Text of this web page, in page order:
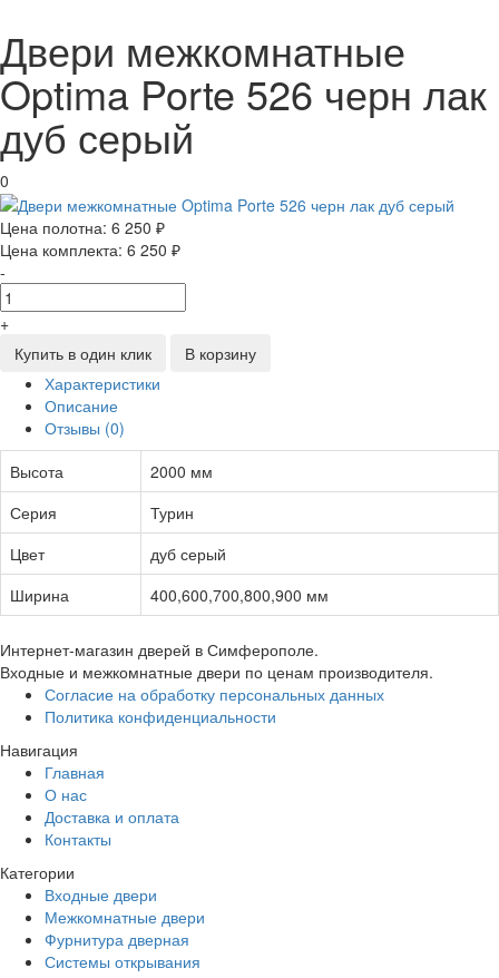
Двери межкомнатные
Optima Porte 526 черн лак
дуб серый
0
Цена полотна: 6 250 ₽
Цена комплекта: 6 250 ₽
-
+
Купить в один клик
В корзину
Характеристики
Описание
Отзывы (0)
Высота
2000 мм
Серия
Турин
Цвет
дуб серый
Ширина
400,600,700,800,900 мм
Интернет-магазин дверей в Симферополе.
Входные и межкомнатные двери по ценам производителя.
Согласие на обработку персональных данных
Политика конфиденциальности
Навигация
Главная
О нас
Доставка и оплата
Контакты
Категории
Входные двери
Межкомнатные двери
Фурнитура дверная
Системы открывания